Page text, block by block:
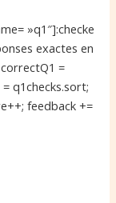
»q1″]:checke
exactes en
=
q1checks.sort;
feedback +=